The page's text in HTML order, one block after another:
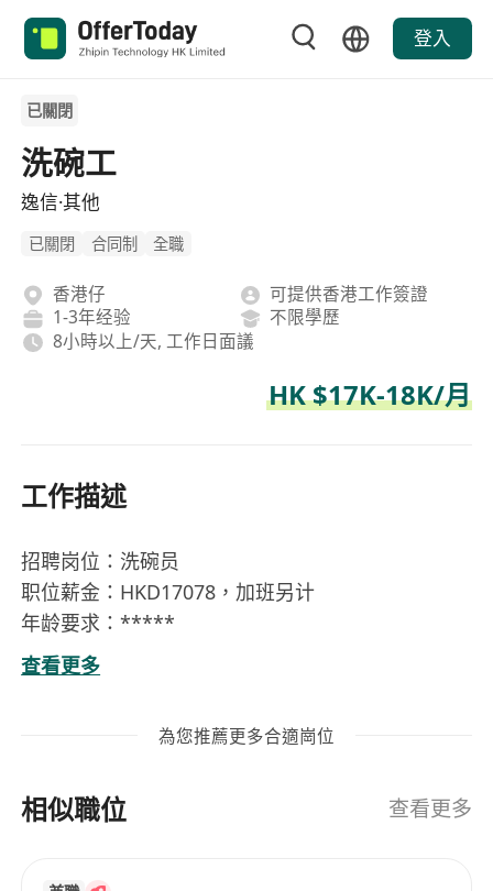
登入
已關閉
洗碗工
逸信·其他
已關閉 合同制 全職
香港仔
可提供香港工作簽證
1-3年经验
不限學歷
8小時以上/天, 工作日面議
HK $17K-18K/月
工作描述
招聘岗位：洗碗员
职位薪金：HKD17078，加班另计
年龄要求：*****
语言要求：粤语
工作时间：10小时，每周工作6天
清洁；餐厅洗碗；清洁餐具及厨具；清洁厨房；操
查看更多
為您推薦更多合適崗位
相似職位 查看更多